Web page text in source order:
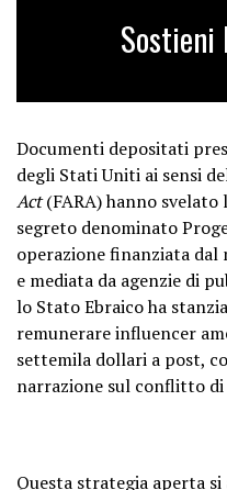
Sostieni
Documenti depositati
degli Stati Uniti ai sensi
Act(FARA) hanno svelato
segreto denominato
operazione finanziata
e mediata da agenzie di
lo Stato Ebraico ha
remunerare influencer
settemila dollari a post,
narrazione sul conflitto di
Questa strategia aperta